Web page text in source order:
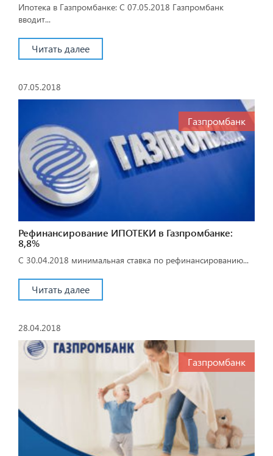
Ипотека в Газпромбанке: С 07.05.2018 Газпромбанк
вводит...
Читать далее
07.05.2018
Газпромбанк
Рефинансирование ИПОТЕКИ в Газпромбанке:
8,8%
С 30.04.2018 минимальная ставка по рефинансированию...
Читать далее
28.04.2018
Газпромбанк